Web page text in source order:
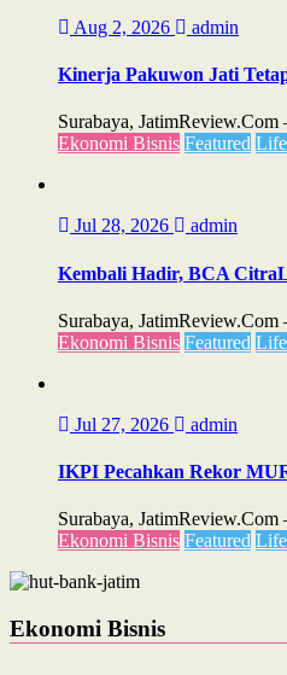
Aug 2, 2026 admin
Kinerja Pakuwon Jati
Surabaya,
Ekonomi Bisnis Featured
Jul 28, 2026 admin
Kembali Hadir, BCA
Surabaya,
Ekonomi Bisnis Featured
Jul 27, 2026 admin
IKPI Pecahkan Rekor
Surabaya,
Ekonomi Bisnis Featured
Ekonomi Bisnis